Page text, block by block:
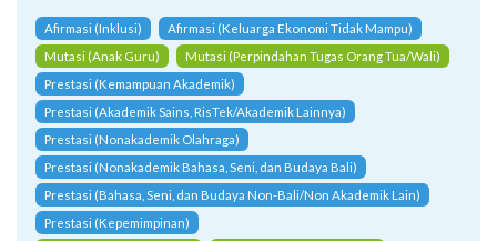
Afirmasi (Inklusi)
Afirmasi (Keluarga Ekonomi Tidak Mampu)
Mutasi (Anak Guru)
Mutasi (Perpindahan Tugas Orang Tua/Wali)
Prestasi (Kemampuan Akademik)
Prestasi (Akademik Sains, RisTek/Akademik Lainnya)
Prestasi (Nonakademik Olahraga)
Prestasi (Nonakademik Bahasa, Seni, dan Budaya Bali)
Prestasi (Bahasa, Seni, dan Budaya Non-Bali/Non Akademik Lain)
Prestasi (Kepemimpinan)